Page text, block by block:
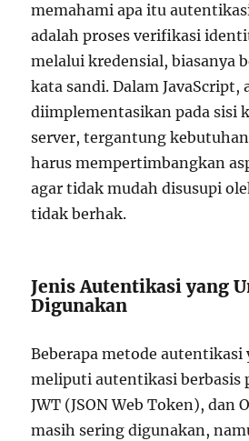
memahami apa itu
adalah proses verifikasi
melalui kredensial, biasanya
kata sandi. Dalam
diimplementasikan pada sisi
server, tergantung
harus mempertimbangkan
agar tidak mudah disusupi
tidak berhak.
Jenis Autentikasi yang
Digunakan
Beberapa metode autentikasi
meliputi autentikasi berbasis
JWT (JSON Web Token), dan
masih sering digunakan,